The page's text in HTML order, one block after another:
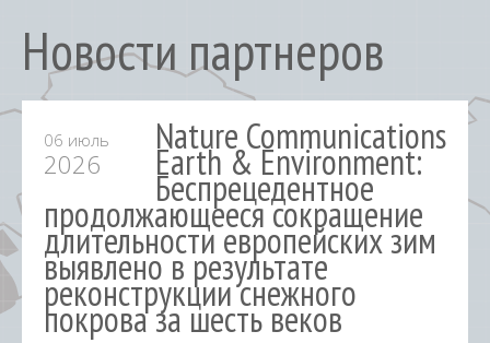
Новости партнеров
06 июль
2026
Nature Communications
Earth & Environment:
Беспрецедентное
продолжающееся сокращение
длительности европейских зим
выявлено в результате
реконструкции снежного
покрова за шесть веков